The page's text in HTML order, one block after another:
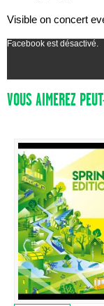
Visible on concert
Facebook est désactivé.
VOUS AIMEREZ